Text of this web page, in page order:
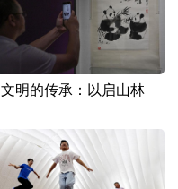
Français عربى
日本語 한국어
文明的传承：以启山林